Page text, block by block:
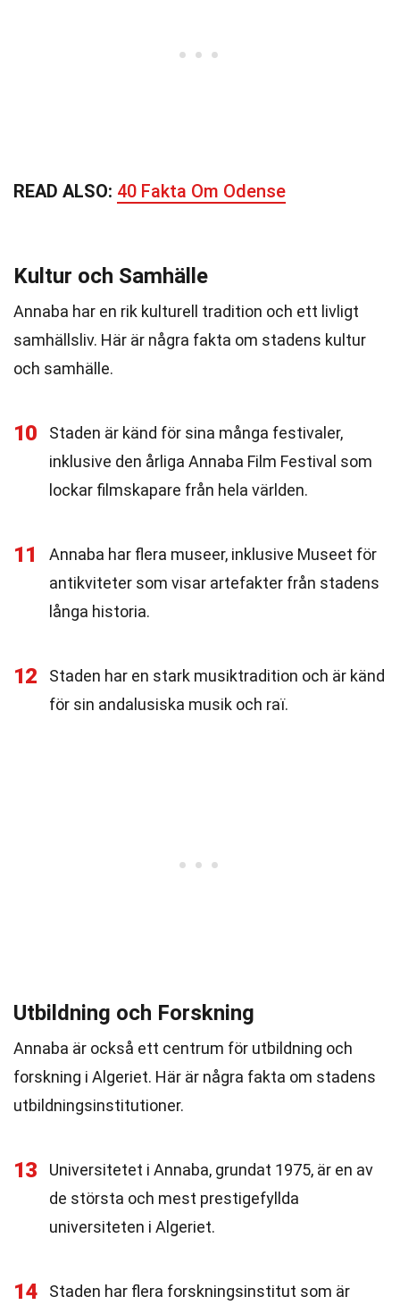
READ ALSO: 40 Fakta Om Odense
Kultur och Samhälle
Annaba har en rik kulturell tradition och ett livligt
samhällsliv. Här är några fakta om stadens kultur
och samhälle.
10
Staden är känd för sina många festivaler,
inklusive den årliga Annaba Film Festival som
lockar filmskapare från hela världen.
11
Annaba har flera museer, inklusive Museet för
antikviteter som visar artefakter från stadens
långa historia.
12
Staden har en stark musiktradition och är känd
för sin andalusiska musik och raï.
Utbildning och Forskning
Annaba är också ett centrum för utbildning och
forskning i Algeriet. Här är några fakta om stadens
utbildningsinstitutioner.
13
Universitetet i Annaba, grundat 1975, är en av
de största och mest prestigefyllda
universiteten i Algeriet.
14
Staden har flera forskningsinstitut som är